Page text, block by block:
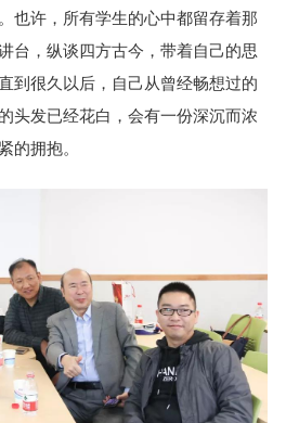
也许，所有学生的心中都留存着那
台，纵谈四方古今，带着自己的思
到很久以后，自己从曾经畅想过的
头发已经花白，会有一份深沉而浓
的拥抱。